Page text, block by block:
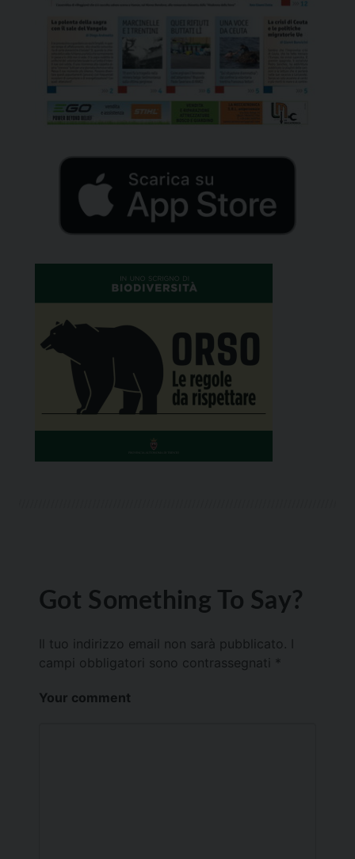
Got Something To Say?
Il tuo indirizzo email non sarà pubblicato.
campi obbligatori sono contrassegnati *
Your comment